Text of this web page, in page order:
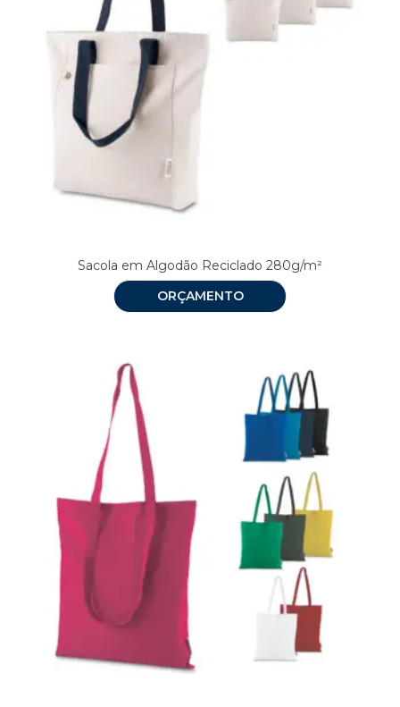
Sacola em Algodão Reciclado 280g/m²
ORÇAMENTO